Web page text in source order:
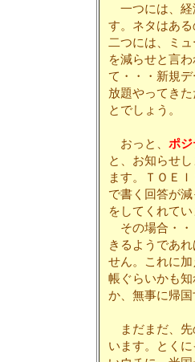
一つには、経
す。ネタはあ
二つには、ミ
を減らせと言
て・・・新規
放題やってき
とでしょう。
おっと、 ポ
と、お知らせ
ます。ＴＯＥ
で書く回答が
をしてくれて
その場合・・
きるようであ
せん。これに
帳ぐらいかも
か、無事に帰
まだまだ、先
います。とく